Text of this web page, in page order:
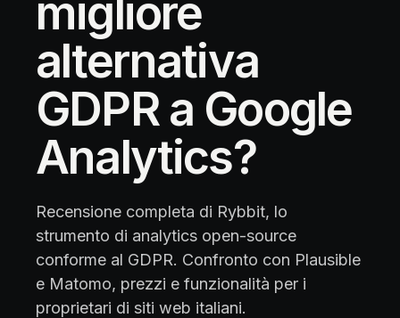
migliore
alternativa
GDPR a Google
Analytics?
Recensione completa di Rybbit, lo
strumento di analytics open-source
conforme al GDPR. Confronto con Plausible
e Matomo, prezzi e funzionalità per i
proprietari di siti web italiani.